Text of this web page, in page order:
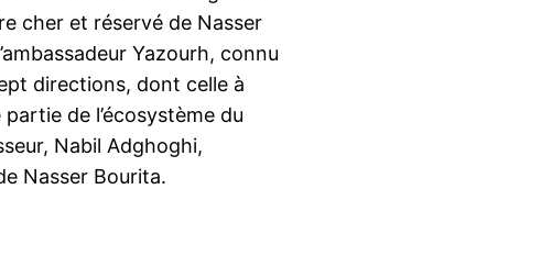
cher et réservé de Nasser
Yazourh, connu
directions, dont celle à
de l’écosystème du
Nabil Adghoghi,
Nasser Bourita.